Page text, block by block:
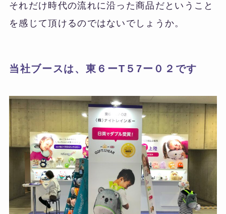
それだけ時代の流れに沿った商品だということ
を感じて頂けるのではないでしょうか。
当社ブースは、東６ーT５7ー０２です